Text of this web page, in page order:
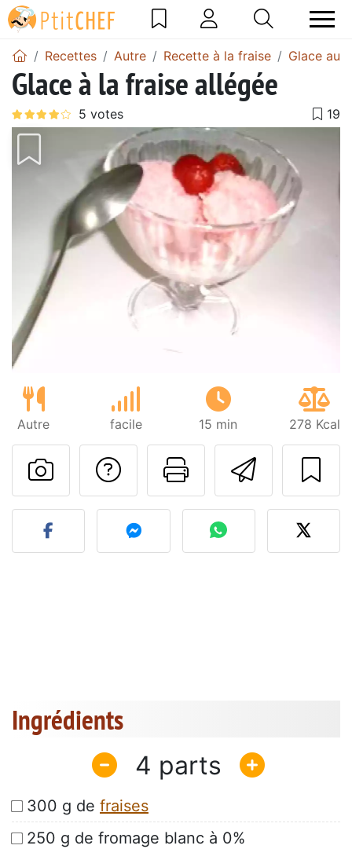
Recettes Autre Recette à la fraise Glace aux
Glace à la fraise allégée
Autre facile 15 min 278 Kcal
Imprimer
Poser une
Publier votre photo de
Ingrédients
4
300 g de fraises
250 g de fromage blanc à 0%